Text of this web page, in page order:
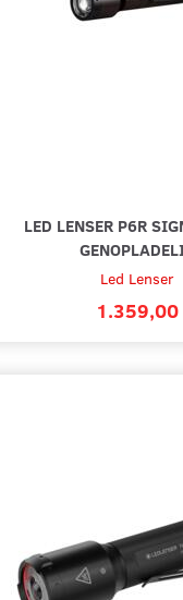
LED LENSER P6R
Led Lenser
1.359,00